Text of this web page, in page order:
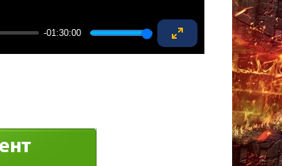
-01:30:00
Enter
fullscreen